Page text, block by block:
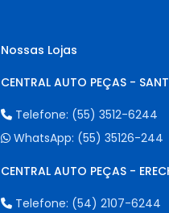
Nossas Lojas
CENTRAL AUTO PEÇAS -
Telefone: (55) 3512-6244
WhatsApp: (55) 35126-244
CENTRAL AUTO PEÇAS -
Telefone: (54) 2107-6244